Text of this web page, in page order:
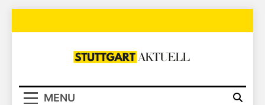
Stuttgart
MENU